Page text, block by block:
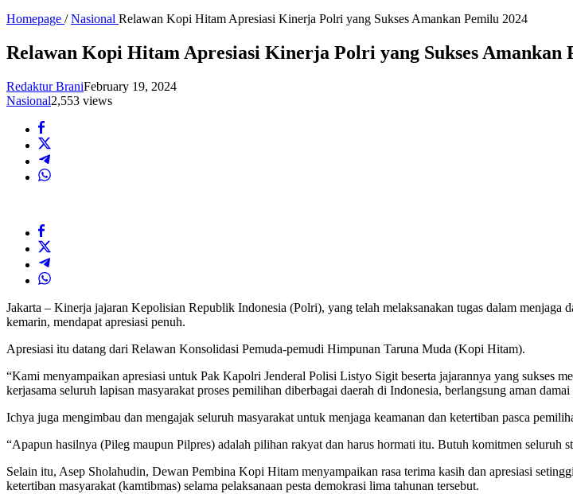
Homepage / Nasional Relawan Kopi Hitam Apresiasi Kinerja Polri yang Sukses Amankan Pemilu 2024
Relawan Kopi Hitam Apresiasi Kinerja Polri yang Sukses Amankan
Redaktur BraniFebruary 19, 2024
Nasional2,553 views
Jakarta – Kinerja jajaran Kepolisian Republik Indonesia (Polri), yang telah melaksanakan tugas dalam
kemarin, mendapat apresiasi penuh.
Apresiasi itu datang dari Relawan Konsolidasi Pemuda-pemudi Himpunan Taruna Muda (Kopi Hitam).
“Kami menyampaikan apresiasi untuk Pak Kapolri Jenderal Polisi Listyo Sigit beserta jajarannya yang sukses
kerjasama seluruh lapisan masyarakat proses pemilihan diberbagai daerah di Indonesia, berlangsung aman
Ichya juga mengimbau dan mengajak seluruh masyarakat untuk menjaga keamanan dan ketertiban pasca
“Apapun hasilnya (Pileg maupun Pilpres) adalah pilihan rakyat dan harus hormati itu. Butuh komitmen seluruh
Selain itu, Asep Sholahudin, Dewan Pembina Kopi Hitam menyampaikan rasa terima kasih dan apresiasi
ketertiban masyarakat (kamtibmas) selama pelaksanaan pesta demokrasi lima tahunan tersebut.